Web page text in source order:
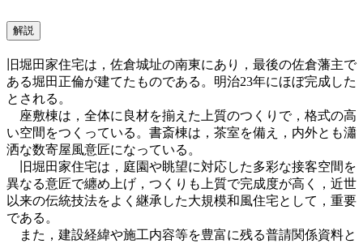
解説
旧堀田家住宅は，佐倉城址の南東にあり，最後の佐倉藩主で
ある堀田正倫が建てたものである。明治23年にほぼ完成した
とされる。
座敷棟は，全体に良材を揃えた上質のつくりで，格式の高
い空間をつくっている。書斎棟は，茶室を備え，内外とも瀟
洒な数寄屋風意匠になっている。
旧堀田家住宅は，庭園や眺望に対応した多彩な接客空間を
異なる意匠で纏め上げ，つくりも上質で完成度が高く，近世
以来の伝統技法をよく継承した大規模和風住宅として，重要
である。
また，建設経緯や施工内容等を豊富に残る普請関係資料と